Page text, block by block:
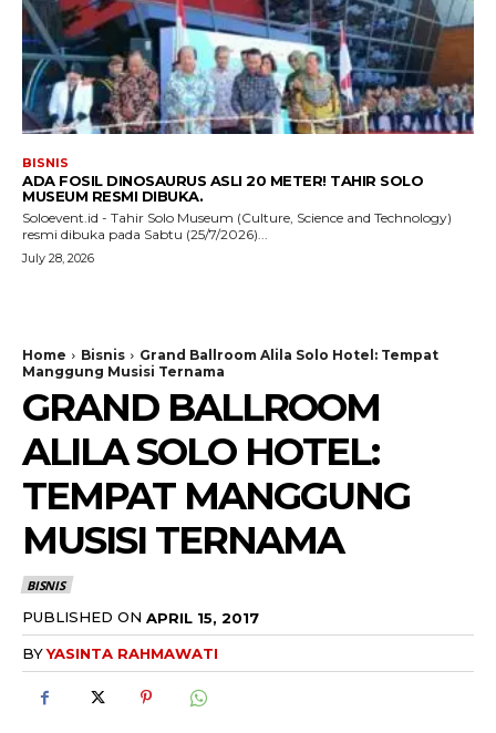
BISNIS
ADA FOSIL DINOSAURUS ASLI 20 METER! TAHIR SOLO
MUSEUM RESMI DIBUKA.
Soloevent.id - Tahir Solo Museum (Culture, Science and Technology)
resmi dibuka pada Sabtu (25/7/2026)...
July 28, 2026